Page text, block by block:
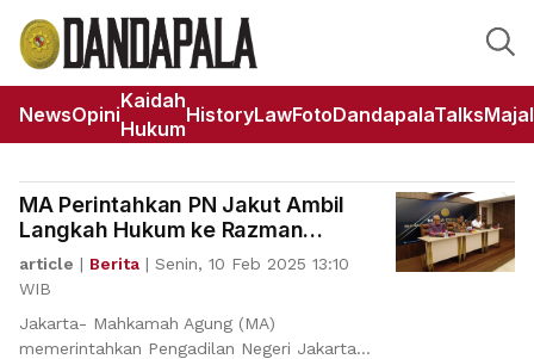
NewsOpini
Kaidah
Hukum
HistoryLawFotoDandapalaTalks
MA Perintahkan PN Jakut Ambil
Langkah Hukum ke Razman
Nasution
article | Berita | Senin, 10 Feb 2025 13:10
WIB
Jakarta- Mahkamah Agung (MA)
memerintahkan Pengadilan Negeri Jakarta